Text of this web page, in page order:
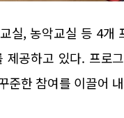
실, 농악교실 등 4개
공하고 있다. 프로
준한 참여를 이끌어